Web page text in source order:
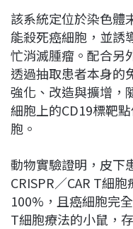
該系統定位於染色體
能殺死癌細胞，並誘
忙消滅腫瘤。配合另
透過抽取患者本身的
強化、改造與擴增，
細胞上的CD19標靶
胞。
動物實驗證明，皮下
CRISPR／CAR T細
100%，且癌細胞完
T細胞療法的小鼠，